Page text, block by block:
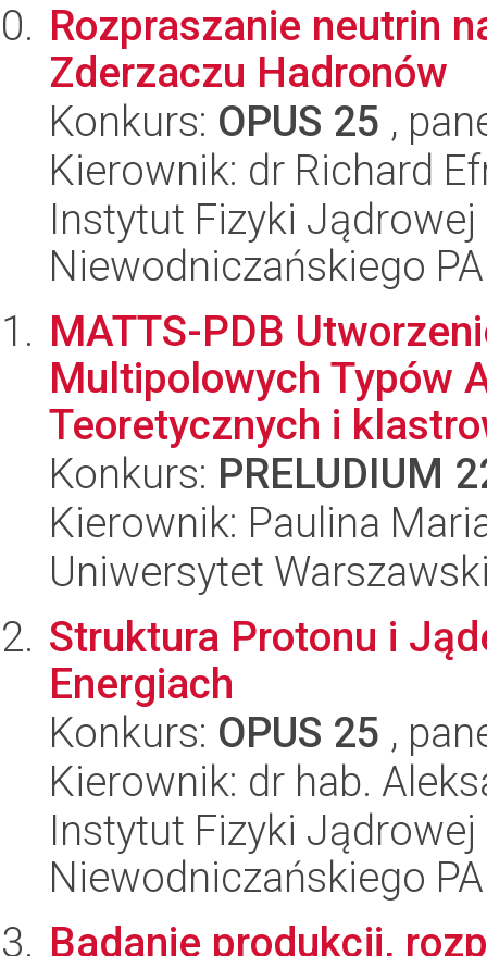
Rozpraszanie neutrin
Zderzaczu Hadronów
Konkurs: OPUS 25 ,
Kierownik: dr Richard
Instytut Fizyki
Niewodniczańskiego
MATTS-PDB
Multipolowych Typów
Teoretycznych i
Konkurs: PRELUDIUM
Kierownik: Paulina
Uniwersytet
Struktura Protonu i
Energiach
Konkurs: OPUS 25 ,
Kierownik: dr hab.
Instytut Fizyki
Niewodniczańskiego
Badanie produkcji,